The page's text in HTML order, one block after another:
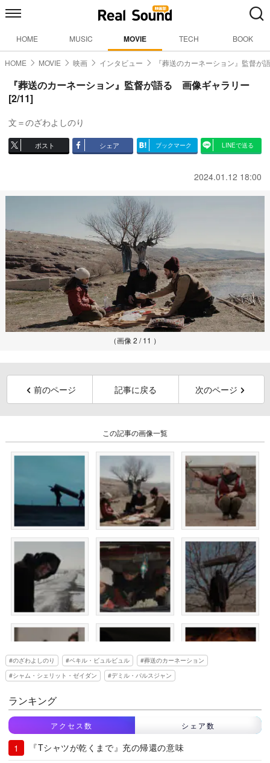
HOME MUSIC MOVIE TECH BOOK
HOME MOVIE 映画 インタビュー 『葬送のカーネーション』監督が
『葬送のカーネーション』監督が語る 画像ギャラリー
[2/11]
文＝のざわよしのり
ポスト シェア ブックマーク LINEで送る
2024.01.12 18:00
（画像 2 / 11 ）
前のページ 記事に戻る 次のページ
この記事の画像一覧
のざわよしのり ベキル・ビュルビュル
葬送のカーネーション
シャム・シェリット・ゼイダン
デミル・パルスジャン
ランキング
アクセス数 シェア数
『Tシャツが乾くまで』充の帰還の意味